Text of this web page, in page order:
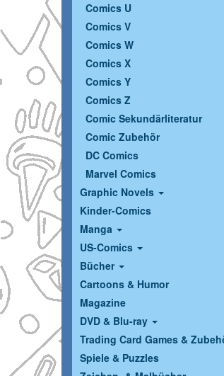
Comics U
Comics V
Comics W
Comics X
Comics Y
Comics Z
Comic Sekundärliteratur
Comic Zubehör
DC Comics
Marvel Comics
Graphic Novels
Kinder-Comics
Manga
US-Comics
Bücher
Cartoons & Humor
Magazine
DVD & Blu-ray
Trading Card Games &
Spiele & Puzzles